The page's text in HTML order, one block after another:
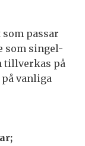
passar
som singel-
tillverkas på
vanliga